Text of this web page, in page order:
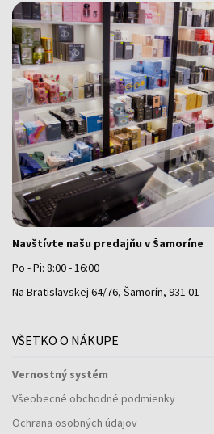
Navštívte našu predajňu v Šamoríne
Po - Pi: 8:00 - 16:00
Na Bratislavskej 64/76, Šamorín, 931 01
VŠETKO O NÁKUPE
Vernostný systém
Všeobecné obchodné podmienky
Ochrana osobných údajov